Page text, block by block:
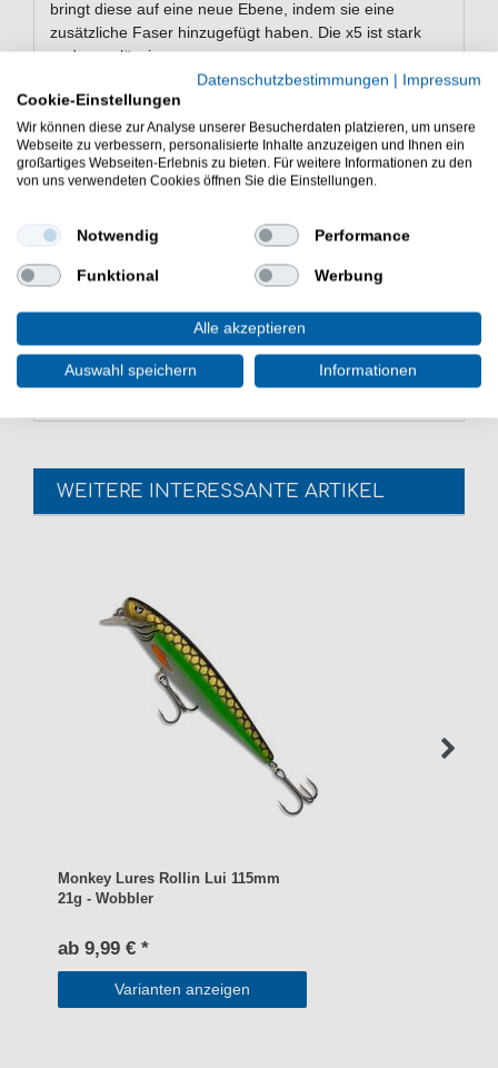
bringt diese auf eine neue Ebene, indem sie eine
zusätzliche Faser hinzugefügt haben. Die x5 ist stark
und zuverlässig.
Eigenschaften der Berkley X5 BRAID
geflochtene Schnur
Länge: 150m
gut für Gewässer mit viel Kraut
Lieferumfang: 150m Schnur ein einer gewählten
Variante
Günstig X5 BRAID online kaufen und sparen. Berkley
Schnur zum Raubfischangeln. - HIER 150m geflochtene
Angelschnur bestellen.
WEITERE INTERESSANTE ARTIKEL
Monkey Lures Rollin Lui 115mm
21g - Wobbler
ab 9,99 € *
Varianten anzeigen
Datenschutzbestimmungen | Impressum
Cookie-Einstellungen
Wir können diese zur Analyse unserer Besucherdaten platzieren, um unsere
Webseite zu verbessern, personalisierte Inhalte anzuzeigen und Ihnen ein
großartiges Webseiten-Erlebnis zu bieten. Für weitere Informationen zu den
von uns verwendeten Cookies öffnen Sie die Einstellungen.
Notwendig Performance
Funktional Werbung
Alle akzeptieren
Auswahl speichern Informationen